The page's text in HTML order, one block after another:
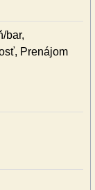
bar,
Prenájom